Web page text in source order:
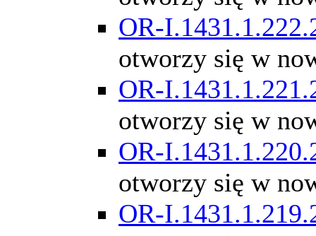
OR-
otworzy się w
OR-
otworzy się w
OR-
otworzy się w
OR-